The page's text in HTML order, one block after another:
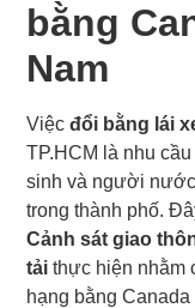
bằng
Nam
Việc đổi bằng lái
TP.HCM là nhu
sinh và người
trong thành phố.
Cảnh sát giao
tải thực hiện nhằm
hạng bằng